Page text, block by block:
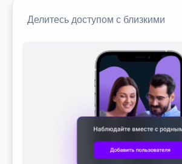
Делитесь доступом с близкими